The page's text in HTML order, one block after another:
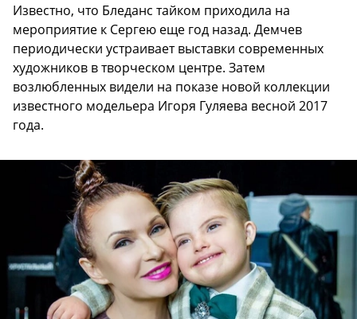
Известно, что Бледанс тайком приходила на
мероприятие к Сергею еще год назад. Демчев
периодически устраивает выставки современных
художников в творческом центре. Затем
возлюбленных видели на показе новой коллекции
известного модельера Игоря Гуляева весной 2017
года.